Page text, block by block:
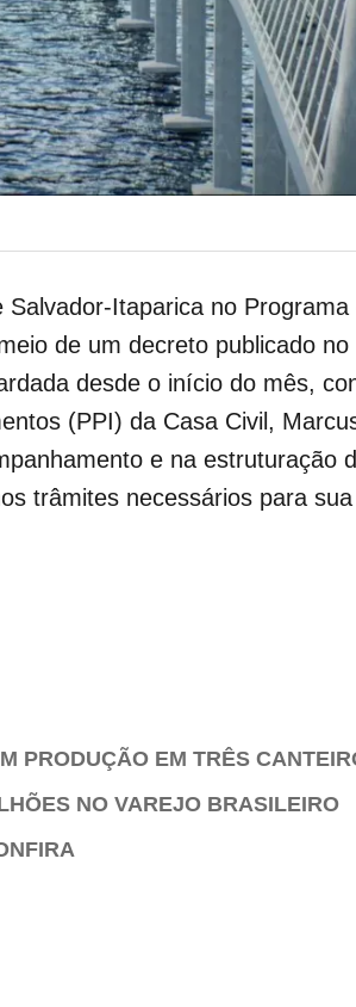
Itaparica no
de um decreto publicado
desde o início do mês,
(PPI) da Casa Civil,
e na estruturação
trâmites necessários para
PRODUÇÃO EM TRÊS
NO VAREJO BRASILEIRO